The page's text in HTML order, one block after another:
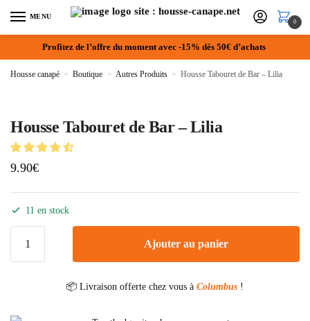
MENU
0
Profitez de l’offre du moment avec -15% dès 50€ d’achats
Housse canapé » Boutique » Autres Produits » Housse Tabouret de Bar – Lilia
Housse Tabouret de Bar – Lilia
9.90€
11 en stock
Ajouter au panier
📦 Livraison offerte chez vous à Columbus !